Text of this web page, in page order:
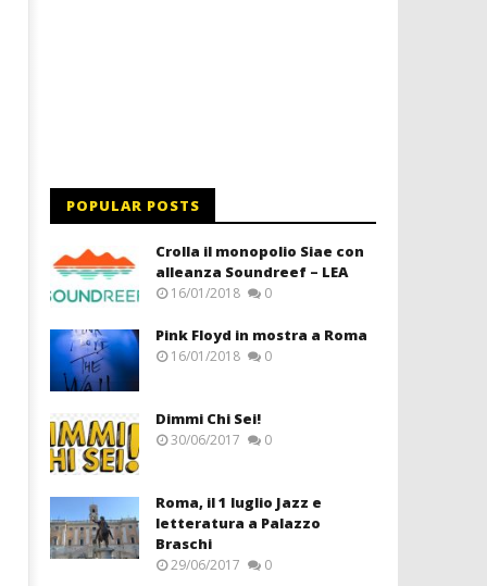
POPULAR POSTS
Crolla il monopolio Siae con
alleanza Soundreef – LEA
16/01/2018 0
Pink Floyd in mostra a Roma
16/01/2018 0
Dimmi Chi Sei!
30/06/2017 0
Roma, il 1 luglio Jazz e
letteratura a Palazzo
Braschi
29/06/2017 0